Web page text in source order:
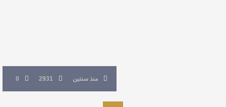
منذ سنتين 2931
0